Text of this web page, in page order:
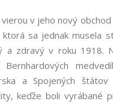
v jeho nový
sa jednak musela
a zdravý v roku 1918.
a Spojených
keďže boli vyrábané